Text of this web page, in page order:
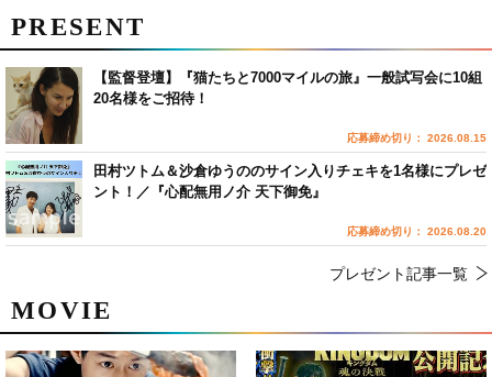
MOVIE
PRESENT
【監督登壇】『猫たちと7000マイルの旅』一般試写会に10組
20名様をご招待！
応募締め切り： 2026.08.15
田村ツトム＆沙倉ゆうののサイン入りチェキを1名様にプレゼ
ント！／『心配無用ノ介 天下御免』
応募締め切り： 2026.08.20
プレゼント記事一覧